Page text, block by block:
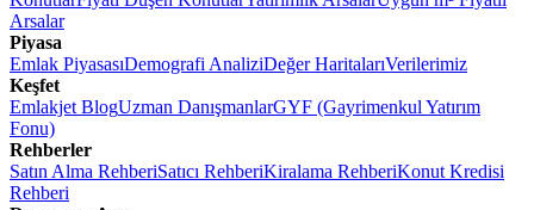
Arsalar
Piyasa
Emlak PiyasasıDemografi AnaliziDeğer HaritalarıVerilerimiz
Keşfet
Emlakjet BlogUzman DanışmanlarGYF (Gayrimenkul Yatırım
Fonu)
Rehberler
Satın Alma RehberiSatıcı RehberiKiralama RehberiKonut Kredisi
Rehberi